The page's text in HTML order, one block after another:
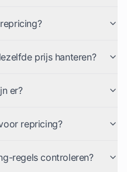
prijs hanteren?
er?
repricing?
regels controleren?